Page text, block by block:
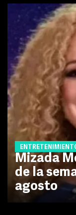
Mizada
de la
agosto